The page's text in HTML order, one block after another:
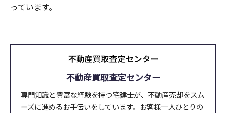
っています。
不動産買取査定センター
専門知識と豊富な経験を持つ宅建士が、不動産売却をスム
ーズに進めるお手伝いをしています。お客様一人ひとりの